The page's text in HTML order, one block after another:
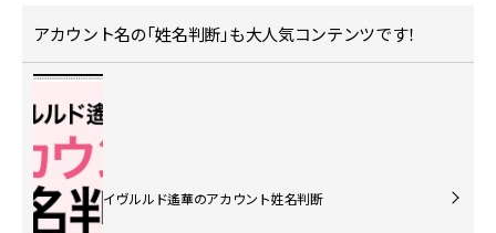
アカウント名の「姓名判断」も大人気コンテンツです！
イヴルルド遙華のアカウント姓名判断